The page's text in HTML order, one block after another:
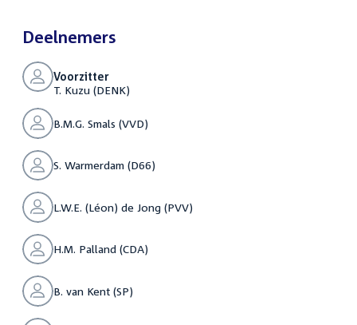
Deelnemers
Voorzitter
T. Kuzu (DENK)
B.M.G. Smals (VVD)
S. Warmerdam (D66)
L.W.E. (Léon) de Jong (PVV)
H.M. Palland (CDA)
B. van Kent (SP)